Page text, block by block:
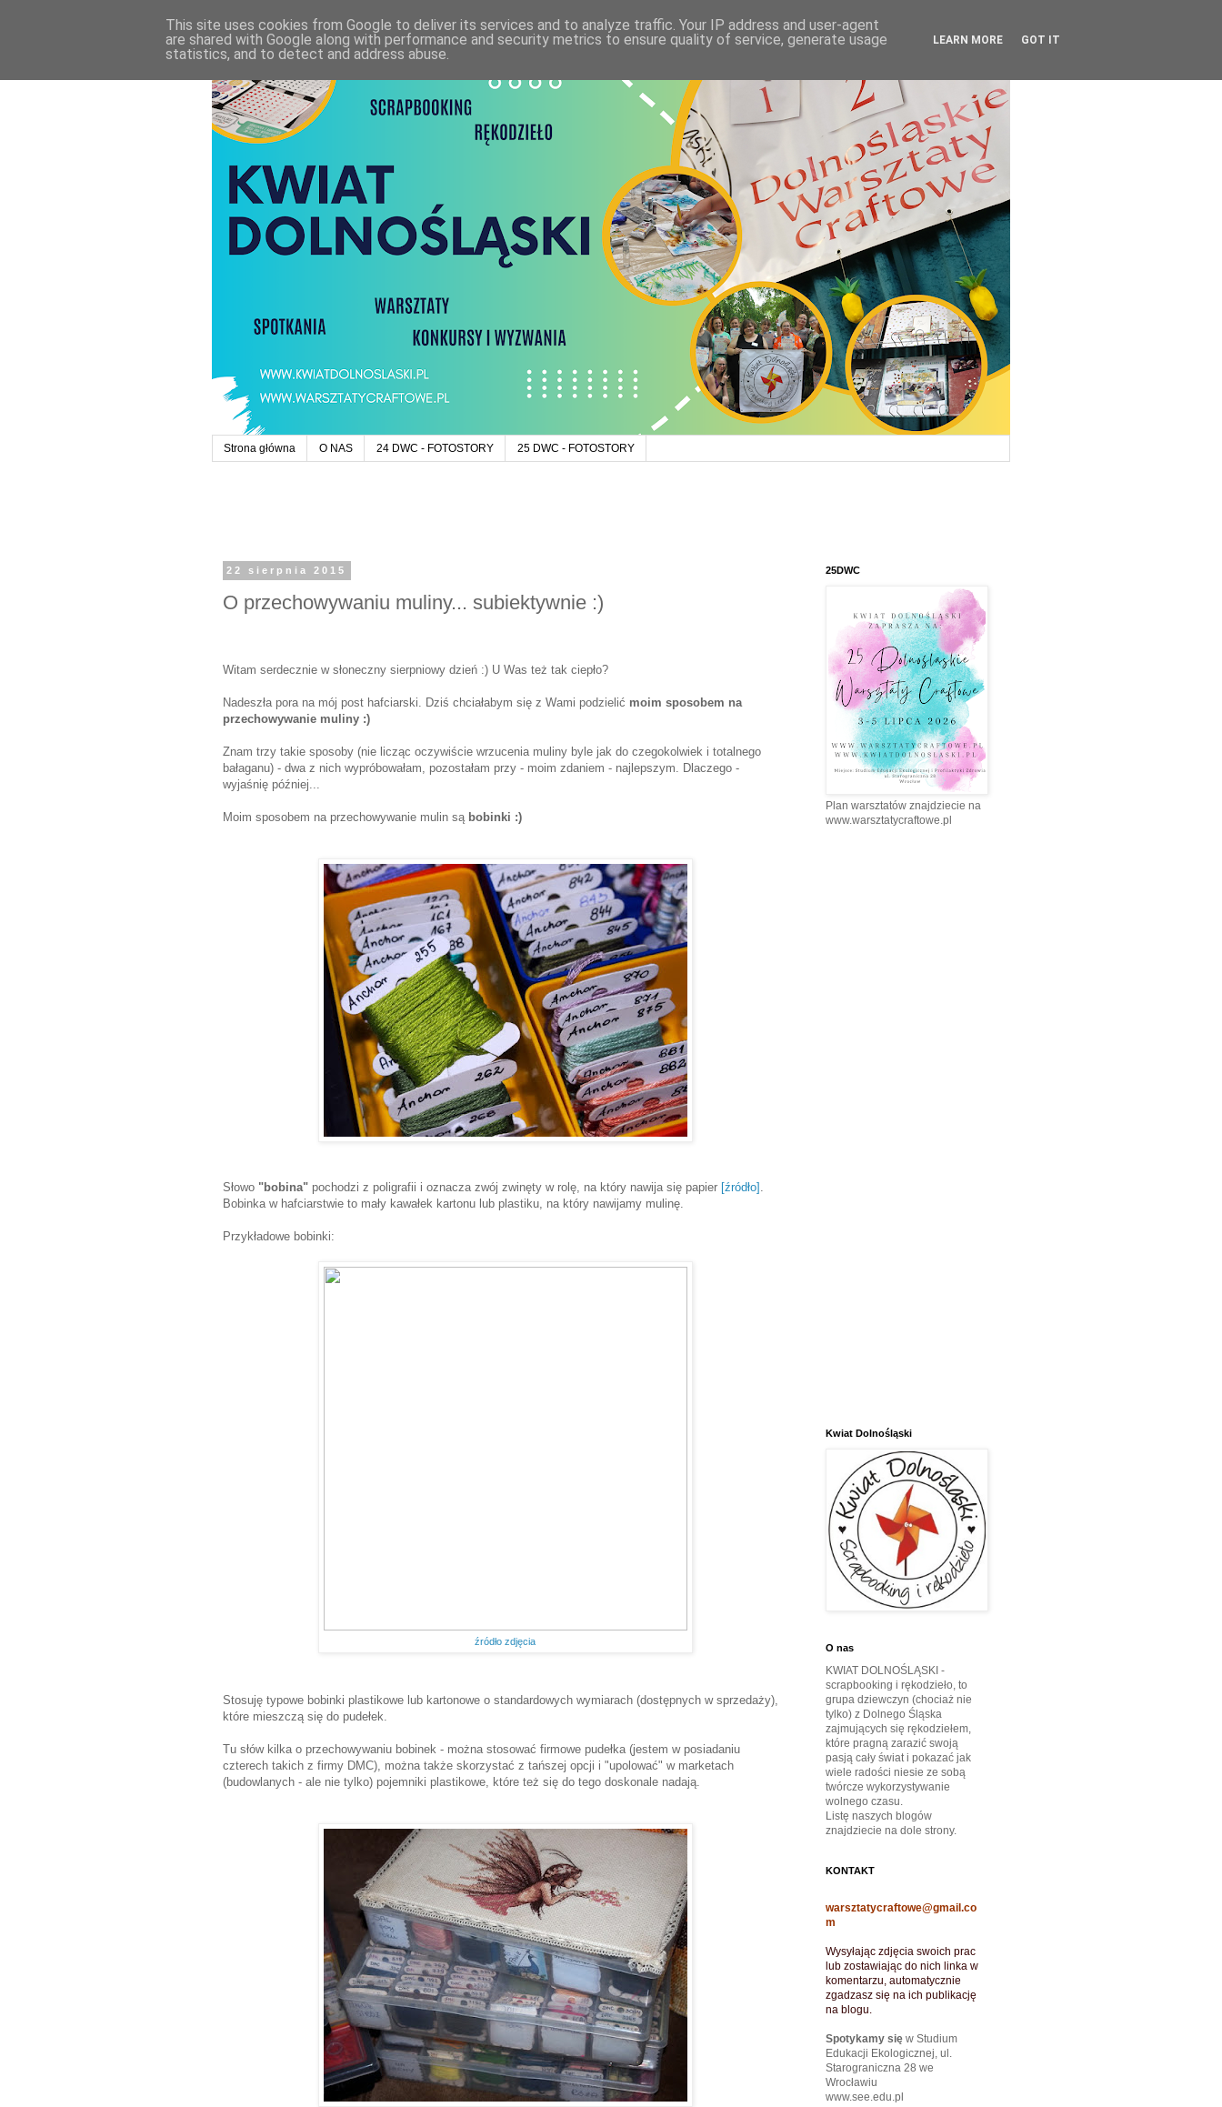
Strona główna O NAS 24 DWC - FOTOSTORY 25 DWC - FOTOSTORY
22 sierpnia 2015
O przechowywaniu muliny... subiektywnie :)
Witam serdecznie w słoneczny sierpniowy dzień :) U Was też tak ciepło?
Nadeszła pora na mój post hafciarski. Dziś chciałabym się z Wami podzielić moim sposobem na
przechowywanie muliny :)
Znam trzy takie sposoby (nie licząc oczywiście wrzucenia muliny byle jak do czegokolwiek i totalnego
bałaganu) - dwa z nich wypróbowałam, pozostałam przy - moim zdaniem - najlepszym. Dlaczego -
wyjaśnię później...
Moim sposobem na przechowywanie mulin są bobinki :)
Słowo "bobina" pochodzi z poligrafii i oznacza zwój zwinęty w rolę, na który nawija się papier [źródło] .
Bobinka w hafciarstwie to mały kawałek kartonu lub plastiku, na który nawijamy mulinę.
Przykładowe bobinki:
źródło zdjęcia
Stosuję typowe bobinki plastikowe lub kartonowe o standardowych wymiarach (dostępnych w sprzedaży),
które mieszczą się do pudełek.
Tu słów kilka o przechowywaniu bobinek - można stosować firmowe pudełka (jestem w posiadaniu
czterech takich z firmy DMC), można także skorzystać z tańszej opcji i "upolować" w marketach
(budowlanych - ale nie tylko) pojemniki plastikowe, które też się do tego doskonale nadają.
25DWC
Plan warsztatów znajdziecie na
www.warsztatycraftowe.pl
Kwiat Dolnośląski
O nas
KWIAT DOLNOŚLĄSKI -
scrapbooking i rękodzieło, to
grupa dziewczyn (chociaż nie
tylko) z Dolnego Śląska
zajmujących się rękodziełem,
które pragną zarazić swoją
pasją cały świat i pokazać jak
wiele radości niesie ze sobą
twórcze wykorzystywanie
wolnego czasu.
Listę naszych blogów
znajdziecie na dole strony.
KONTAKT
warsztatycraftowe@gmail.co
m
Wysyłając zdjęcia swoich prac
lub zostawiając do nich linka w
komentarzu, automatycznie
zgadzasz się na ich publikację
na blogu.
Spotykamy się w Studium
Edukacji Ekologicznej, ul.
Starograniczna 28 we
Wrocławiu
www.see.edu.pl
This site uses cookies from Google to deliver its services and to analyze traffic. Your IP address and user-agent
are shared with Google along with performance and security metrics to ensure quality of service, generate usage
statistics, and to detect and address abuse.
LEARN MORE GOT IT